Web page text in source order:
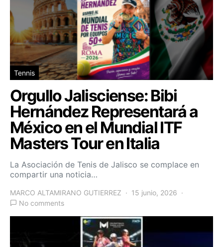
Tennis
Orgullo Jalisciense: Bibi
Hernández Representará a
México en el Mundial ITF
Masters Tour en Italia
La Asociación de Tenis de Jalisco se complace en
compartir una noticia…
MARCO ALTAMIRANO GUTIERREZ
15 junio, 2026
No comments